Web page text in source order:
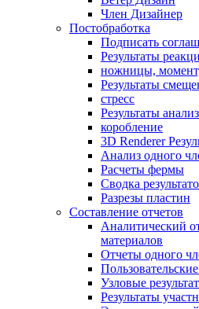
Член Дизайнер
Постобработка
Подписать
Результаты
ножницы,
Результаты
стресс
Результаты
коробление
3D Renderer
Анализ одного
Расчеты фермы
Сводка
Разрезы пластин
Составление отчетов
Аналитический
материалов
Отчеты одного
Узловые
Результаты